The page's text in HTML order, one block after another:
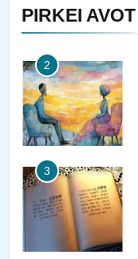
PIRKEI AVOT
2
3